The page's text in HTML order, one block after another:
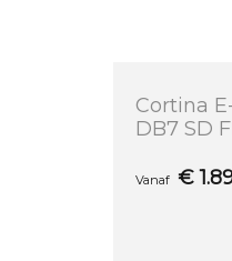
Cortina
DB7 SD
Vanaf €